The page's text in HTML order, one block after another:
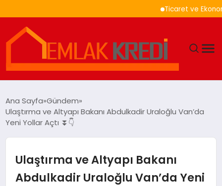
Ticaret ve Ekonomik
EKONOMI
EĞITIM
Ana Sayfa Gündem
Ulaştırma ve Altyapı Bakanı Abdulkadir Uraloğlu Van’da
Yeni Yollar Açtı ⏬👇
Ulaştırma ve Altyapı Bakanı
Abdulkadir Uraloğlu Van’da Yeni